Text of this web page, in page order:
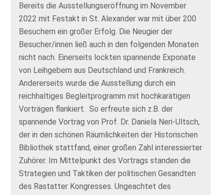
Bereits die Ausstellungseröffnung im November
2022 mit Festakt in St. Alexander war mit über 200
Besuchern ein großer Erfolg. Die Neugier der
Besucher/innen ließ auch in den folgenden Monaten
nicht nach. Einerseits lockten spannende Exponate
von Leihgebern aus Deutschland und Frankreich.
Andererseits wurde die Ausstellung durch ein
reichhaltiges Begleitprogramm mit hochkarätigen
Vorträgen flankiert. So erfreute sich z.B. der
spannende Vortrag von Prof. Dr. Daniela Neri-Ultsch,
der in den schönen Räumlichkeiten der Historischen
Bibliothek stattfand, einer großen Zahl interessierter
Zuhörer. Im Mittelpunkt des Vortrags standen die
Strategien und Taktiken der politischen Gesandten
des Rastatter Kongresses. Ungeachtet des